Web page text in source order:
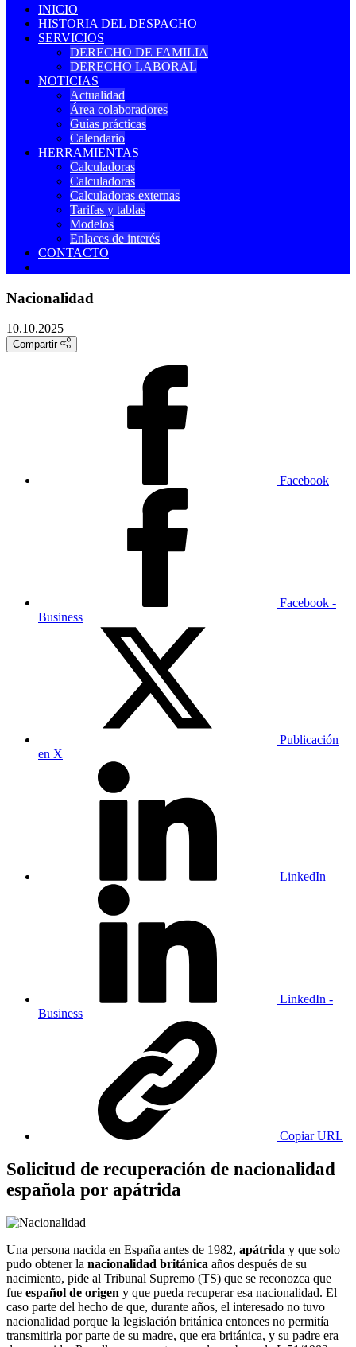
INICIO
HISTORIA DEL DESPACHO
SERVICIOS
DERECHO DE FAMILIA
DERECHO LABORAL
NOTICIAS
Actualidad
Área colaboradores
Guías prácticas
Calendario
HERRAMIENTAS
Calculadoras
Calculadoras
Calculadoras externas
Tarifas y tablas
Modelos
Enlaces de interés
CONTACTO
Nacionalidad
10.10.2025
Compartir
Facebook
Facebook -
Business
Publicación
en X
LinkedIn
LinkedIn -
Business
Copiar URL
Solicitud de recuperación de nacionalidad
española por apátrida
Una persona nacida en España antes de 1982, apátrida y que solo
pudo obtener la nacionalidad británica años después de su
nacimiento, pide al Tribunal Supremo (TS) que se reconozca que
fue español de origen y que pueda recuperar esa nacionalidad. El
caso parte del hecho de que, durante años, el interesado no tuvo
nacionalidad porque la legislación británica entonces no permitía
transmitirla por parte de su madre, que era británica, y su padre era